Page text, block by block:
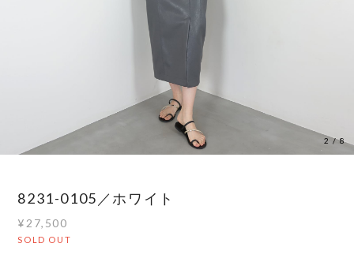
3 /8
8231-0105／ホワイト
¥27,500
SOLD OUT